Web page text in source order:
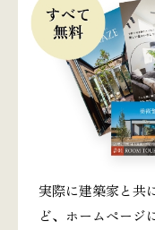
実際に建築家と共
ど、ホームページ